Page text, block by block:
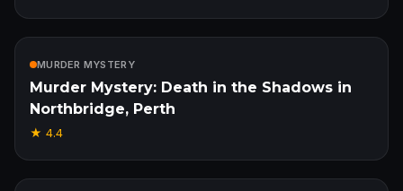
MURDER MYSTERY
Murder Mystery: Death in the Shadows in
Northbridge, Perth
★ 4.4